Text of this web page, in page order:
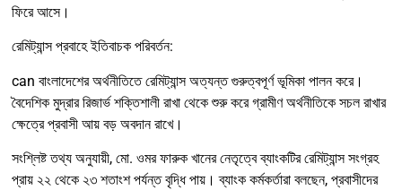
ফিরে আসে।
রেমিট্যান্স প্রবাহে ইতিবাচক পরিবর্তন:
can বাংলাদেশের অর্থনীতিতে রেমিট্যান্স অত্যন্ত গুরুত্বপূর্ণ ভূমিকা পালন করে।
বৈদেশিক মুদ্রার রিজার্ভ শক্তিশালী রাখা থেকে শুরু করে গ্রামীণ অর্থনীতিকে সচল রাখার
ক্ষেত্রে প্রবাসী আয় বড় অবদান রাখে।
সংশ্লিষ্ট তথ্য অনুযায়ী, মো. ওমর ফারুক খানের নেতৃত্বে ব্যাংকটির রেমিট্যান্স সংগ্রহ
প্রায় ২২ থেকে ২৩ শতাংশ পর্যন্ত বৃদ্ধি পায়। ব্যাংক কর্মকর্তারা বলছেন, প্রবাসীদের